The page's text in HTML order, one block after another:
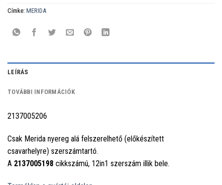
Címke: MERIDA
LEÍRÁS
TOVÁBBI INFORMÁCIÓK
2137005206
Csak Merida nyereg alá felszerelhető (előkészített
csavarhelyre) szerszámtartó.
A 2137005198 cikkszámú, 12in1 szerszám illik bele.